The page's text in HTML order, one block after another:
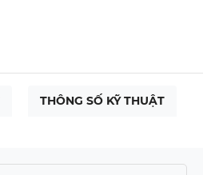
THÔNG SỐ KỸ THUẬT